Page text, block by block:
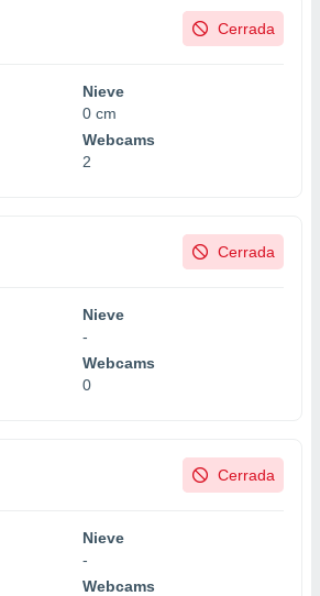
Cerrada
Nieve
0 cm
Webcams
2
Cerrada
Nieve
-
Webcams
0
Cerrada
Nieve
-
Webcams